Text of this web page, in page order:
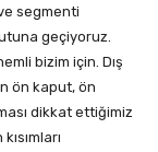
segmenti
geçiyoruz.
bizim için. Dış
ön kaput, ön
dikkat ettiğimiz